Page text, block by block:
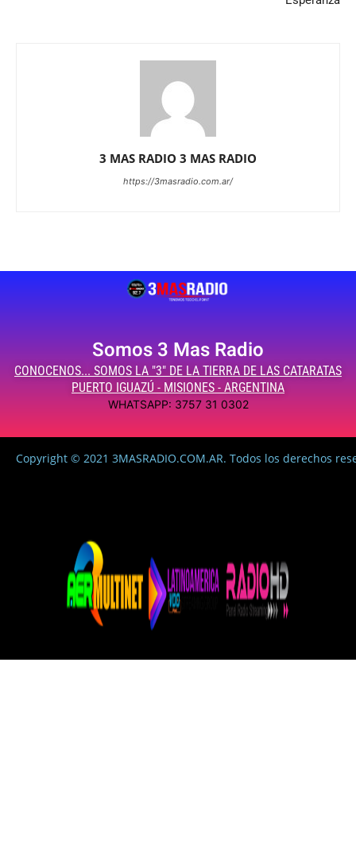
3 MAS RADIO 3 MAS RADIO
https://3masradio.com.ar/
Somos 3 Mas Radio
CONOCENOS... SOMOS LA "3" DE LA TIERRA DE LAS CATARATAS
PUERTO IGUAZÚ - MISIONES - ARGENTINA
WHATSAPP: 3757 31 0302
Copyright © 2021 3MASRADIO.COM.AR. Todos los derechos